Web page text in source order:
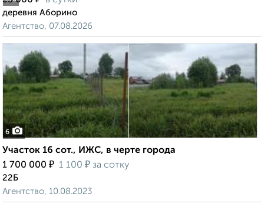
деревня Аборино
Агентство, 07.08.2026
6
Участок 16 сот., ИЖС, в черте города
1 700 000 ₽ 1 100 ₽ за сотку
22Б
Агентство, 10.08.2023